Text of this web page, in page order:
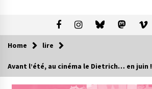
Home lire
Avant l’été, au cinéma le Dietrich… en juin !